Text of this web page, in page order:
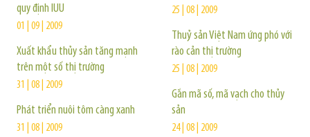
quy định IUU
01 | 09 | 2009
Xuất khẩu thủy sản tăng mạnh
trên một số thị trường
31 | 08 | 2009
Phát triển nuôi tôm càng xanh
31 | 08 | 2009
25 | 08 | 2009
Thuỷ sản Việt Nam ứng phó với
rào cản thị trường
25 | 08 | 2009
Gắn mã số, mã vạch cho thủy
sản
24 | 08 | 2009